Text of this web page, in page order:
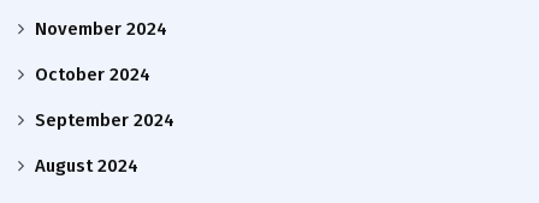
November 2024
October 2024
September 2024
August 2024